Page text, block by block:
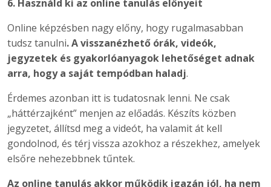
6. Használd ki az online tanulás előnyeit
Online képzésben nagy előny, hogy rugalmasabban
tudsz tanulni. A visszanézhető órák, videók,
jegyzetek és gyakorlóanyagok lehetőséget adnak
arra, hogy a saját tempódban haladj.
Érdemes azonban itt is tudatosnak lenni. Ne csak
„háttérzajként” menjen az előadás. Készíts közben
jegyzetet, állítsd meg a videót, ha valamit át kell
gondolnod, és térj vissza azokhoz a részekhez, amelyek
elsőre nehezebbnek tűntek.
Az online tanulás akkor működik igazán jól, ha nem